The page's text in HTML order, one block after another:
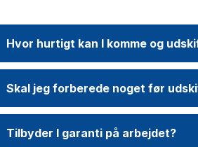
Hvor hurtigt kan I komme og
Skal jeg forberede noget før
Tilbyder I garanti på arbejdet?